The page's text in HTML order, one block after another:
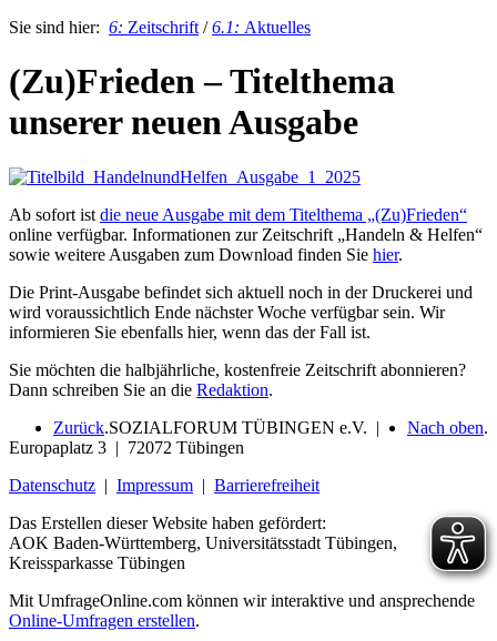
Sie sind hier: 6: Zeitschrift /6.1: Aktuelles
(Zu)Frieden – Titelthema
unserer neuen Ausgabe
Ab sofort ist die neue Ausgabe mit dem Titelthema „(Zu)Frieden“
online verfügbar. Informationen zur Zeitschrift „Handeln & Helfen“
sowie weitere Ausgaben zum Download finden Sie hier.
Die Print-Ausgabe befindet sich aktuell noch in der Druckerei und
wird voraussichtlich Ende nächster Woche verfügbar sein. Wir
informieren Sie ebenfalls hier, wenn das der Fall ist.
Sie möchten die halbjährliche, kostenfreie Zeitschrift abonnieren?
Dann schreiben Sie an die Redaktion.
Zurück. Nach oben.
SOZIALFORUM TÜBINGEN e.V. |
Europaplatz 3 | 72072 Tübingen
Datenschutz | Impressum | Barrierefreiheit
Das Erstellen dieser Website haben gefördert:
AOK Baden-Württemberg, Universitätsstadt Tübingen,
Kreissparkasse Tübingen
Mit UmfrageOnline.com können wir interaktive und ansprechende
Online-Umfragen erstellen.